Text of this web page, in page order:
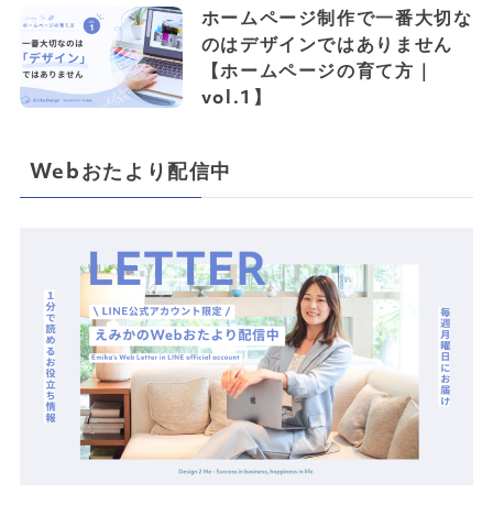
ホームページ制作で一番大切な
のはデザインではありません
【ホームページの育て方｜
vol.1】
Webおたより配信中